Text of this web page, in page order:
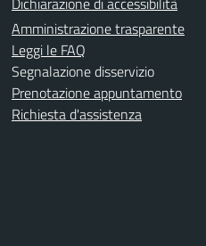
Amministrazione trasparente
Leggi le FAQ
Segnalazione disservizio
Prenotazione appuntamento
Richiesta d'assistenza